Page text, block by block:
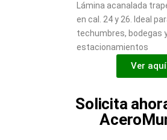
Lámina acanalada
en cal. 24 y 26. Ideal
techumbres, bodegas
estacionamientos
Ver aquí
Solicita